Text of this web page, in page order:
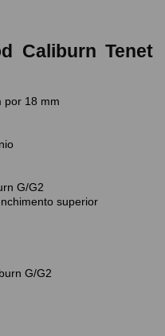
Caliburn Tenet
por 18 mm
G/G2
superior
G/G2